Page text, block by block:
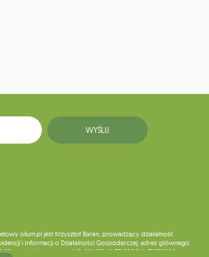
WYŚLIJ
olium.pl jest Krzysztof Baran, prowadzący działalność
i Informacji o Działalności Gospodarczej, adres głównego
posiadający numer NIP: 821-152-01-37, REGON: 711650928 .